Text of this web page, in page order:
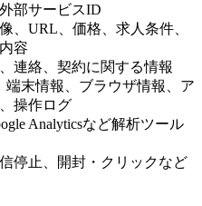
部サービスID
、URL、価格、求人条件、
容
連絡、契約に関する情報
端末情報、ブラウザ情報、ア
操作ログ
Analyticsなど解析ツール
停止、開封・クリックなど